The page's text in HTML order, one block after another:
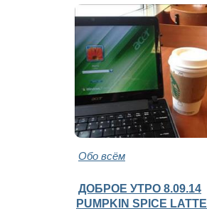
Обо всём
ДОБРОЕ УТРО 8.09.14
PUMPKIN SPICE LATTE